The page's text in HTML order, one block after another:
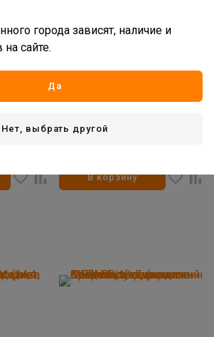
8*100
В наличии: 9 шт
"металлик" (24,4 мм)
В корзину
города зависят, наличие и
сайте.
Да
Нет, выбрать другой